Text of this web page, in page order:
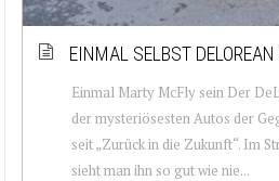
EINMAL SELBST DELOREAN
Einmal Marty McFly sein Der
der mysteriösesten Autos der
seit „Zurück in die Zukunft“. Im
sieht man ihn so gut wie nie...